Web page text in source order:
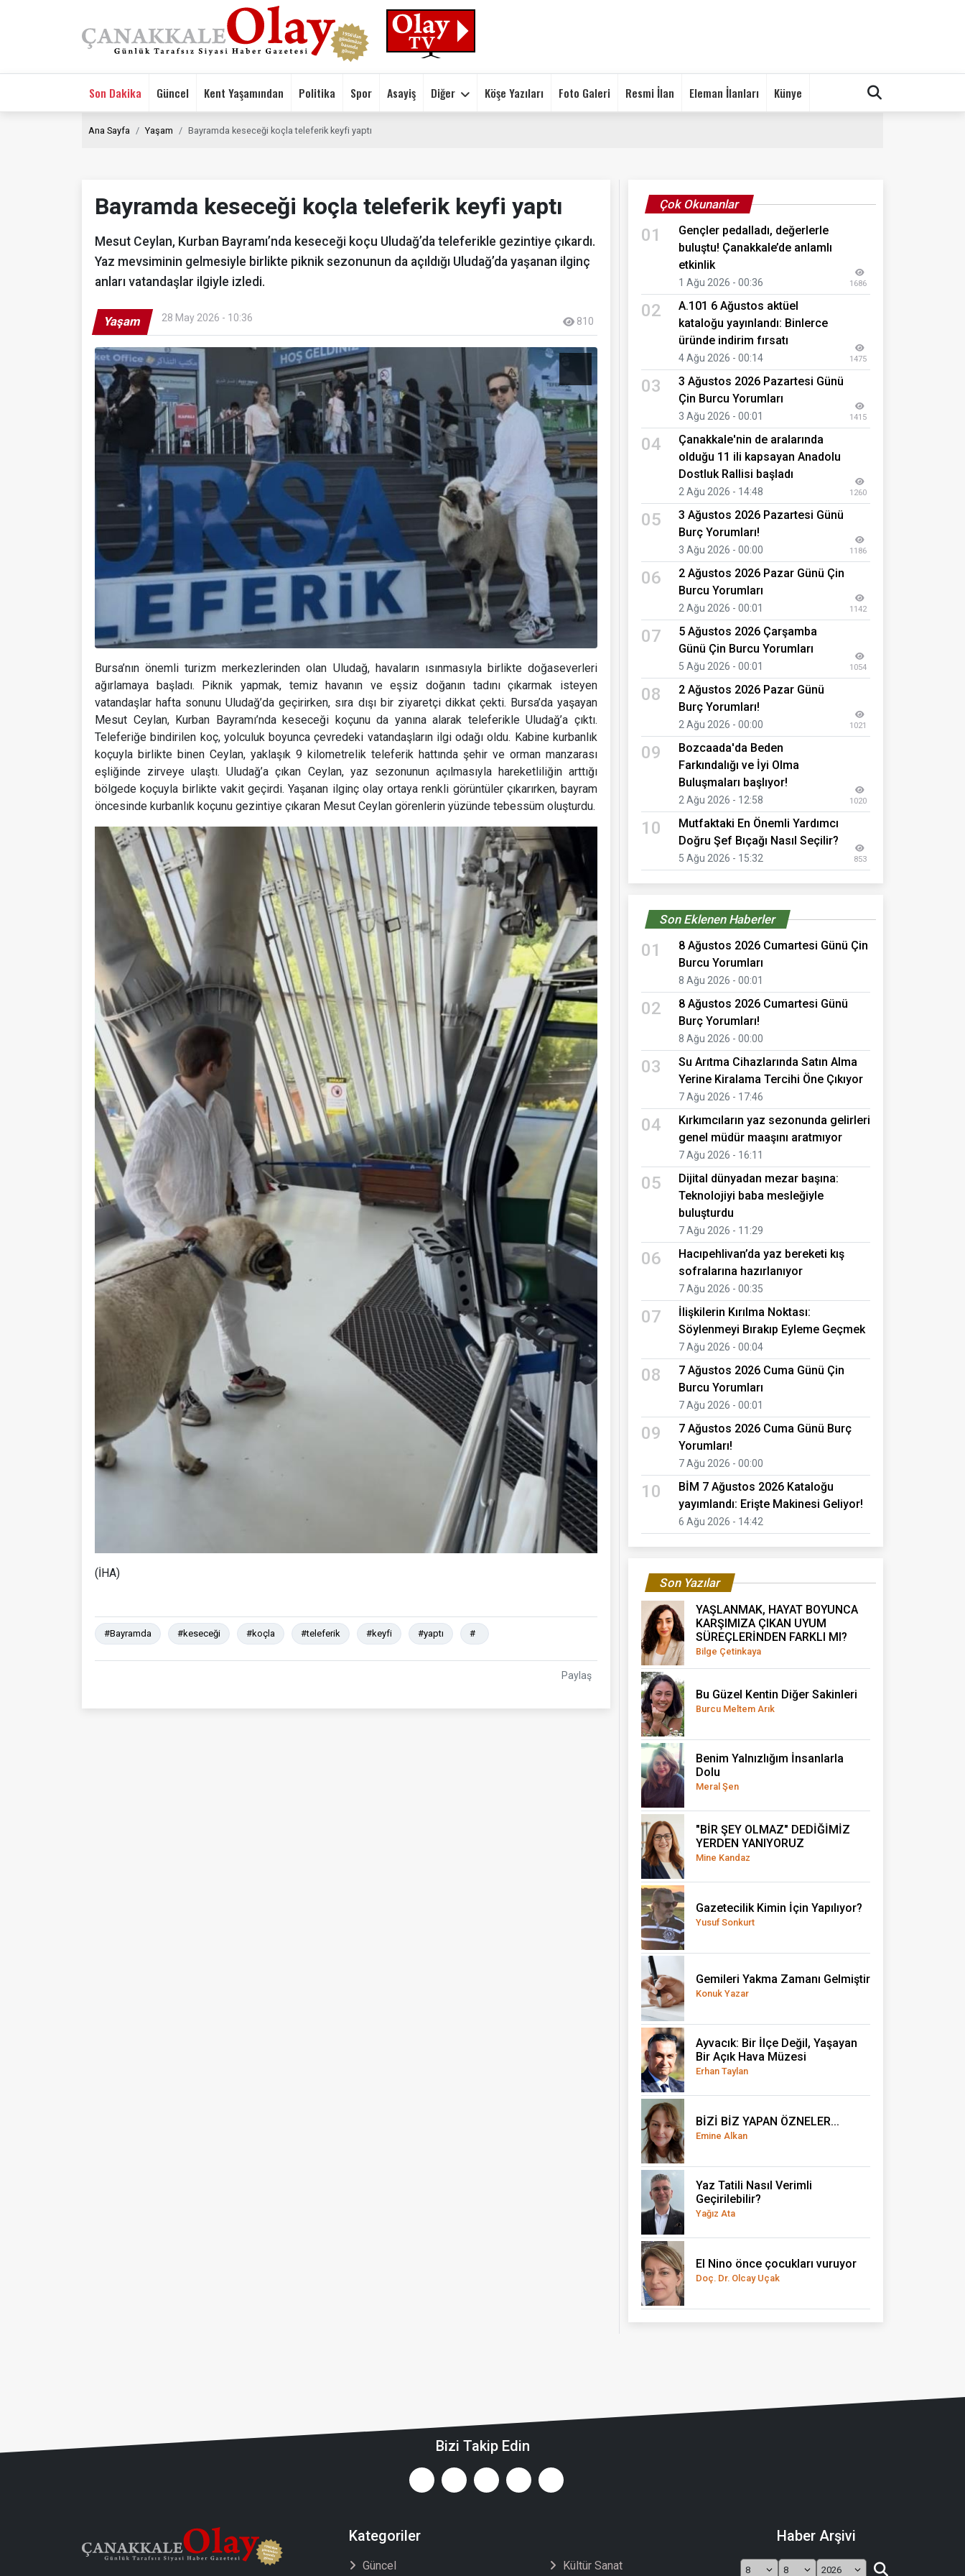
Son Dakika Güncel Kent Yaşamından Politika Spor Asayiş Diğer Köşe Yazıları Foto Galeri Resmi İlan Eleman İlanları Künye
Ana Sayfa Yaşam Bayramda keseceği koçla teleferik keyfi yaptı
Bayramda keseceği koçla teleferik keyfi yaptı
Mesut Ceylan, Kurban Bayramı’nda keseceği koçu Uludağ’da teleferikle gezintiye çıkardı.
Yaz mevsiminin gelmesiyle birlikte piknik sezonunun da açıldığı Uludağ’da yaşanan ilginç
anları vatandaşlar ilgiyle izledi.
Yaşam 28 May 2026 - 10:36 810
Bursa’nın önemli turizm merkezlerinden olan Uludağ, havaların ısınmasıyla birlikte doğaseverleri
ağırlamaya başladı. Piknik yapmak, temiz havanın ve eşsiz doğanın tadını çıkarmak isteyen
vatandaşlar hafta sonunu Uludağ’da geçirirken, sıra dışı bir ziyaretçi dikkat çekti. Bursa’da yaşayan
Mesut Ceylan, Kurban Bayramı’nda keseceği koçunu da yanına alarak teleferikle Uludağ’a çıktı.
Teleferiğe bindirilen koç, yolculuk boyunca çevredeki vatandaşların ilgi odağı oldu. Kabine kurbanlık
koçuyla birlikte binen Ceylan, yaklaşık 9 kilometrelik teleferik hattında şehir ve orman manzarası
eşliğinde zirveye ulaştı. Uludağ’a çıkan Ceylan, yaz sezonunun açılmasıyla hareketliliğin arttığı
bölgede koçuyla birlikte vakit geçirdi. Yaşanan ilginç olay ortaya renkli görüntüler çıkarırken, bayram
öncesinde kurbanlık koçunu gezintiye çıkaran Mesut Ceylan görenlerin yüzünde tebessüm oluşturdu.
(İHA)
#Bayramda #keseceği #koçla #teleferik #keyfi #yaptı #
Paylaş
Çok Okunanlar
01
Gençler pedalladı, değerlerle
buluştu! Çanakkale’de anlamlı
etkinlik
1 Ağu 2026 - 00:36 1686
02
A.101 6 Ağustos aktüel
kataloğu yayınlandı: Binlerce
üründe indirim fırsatı
4 Ağu 2026 - 00:14 1475
03
3 Ağustos 2026 Pazartesi Günü
Çin Burcu Yorumları
3 Ağu 2026 - 00:01 1415
04
Çanakkale'nin de aralarında
olduğu 11 ili kapsayan Anadolu
Dostluk Rallisi başladı
2 Ağu 2026 - 14:48 1260
05
3 Ağustos 2026 Pazartesi Günü
Burç Yorumları!
3 Ağu 2026 - 00:00 1186
06
2 Ağustos 2026 Pazar Günü Çin
Burcu Yorumları
2 Ağu 2026 - 00:01 1142
07
5 Ağustos 2026 Çarşamba
Günü Çin Burcu Yorumları
5 Ağu 2026 - 00:01 1054
08
2 Ağustos 2026 Pazar Günü
Burç Yorumları!
2 Ağu 2026 - 00:00 1021
09
Bozcaada'da Beden
Farkındalığı ve İyi Olma
Buluşmaları başlıyor!
2 Ağu 2026 - 12:58 1020
10
Mutfaktaki En Önemli Yardımcı
Doğru Şef Bıçağı Nasıl Seçilir?
5 Ağu 2026 - 15:32 853
Son Eklenen Haberler
01
8 Ağustos 2026 Cumartesi Günü Çin
Burcu Yorumları
8 Ağu 2026 - 00:01
02
8 Ağustos 2026 Cumartesi Günü
Burç Yorumları!
8 Ağu 2026 - 00:00
03
Su Arıtma Cihazlarında Satın Alma
Yerine Kiralama Tercihi Öne Çıkıyor
7 Ağu 2026 - 17:46
04
Kırkımcıların yaz sezonunda gelirleri
genel müdür maaşını aratmıyor
7 Ağu 2026 - 16:11
05
Dijital dünyadan mezar başına:
Teknolojiyi baba mesleğiyle
buluşturdu
7 Ağu 2026 - 11:29
06
Hacıpehlivan’da yaz bereketi kış
sofralarına hazırlanıyor
7 Ağu 2026 - 00:35
07
İlişkilerin Kırılma Noktası:
Söylenmeyi Bırakıp Eyleme Geçmek
7 Ağu 2026 - 00:04
08
7 Ağustos 2026 Cuma Günü Çin
Burcu Yorumları
7 Ağu 2026 - 00:01
09
7 Ağustos 2026 Cuma Günü Burç
Yorumları!
7 Ağu 2026 - 00:00
10
BİM 7 Ağustos 2026 Kataloğu
yayımlandı: Erişte Makinesi Geliyor!
6 Ağu 2026 - 14:42
Son Yazılar
YAŞLANMAK, HAYAT BOYUNCA
KARŞIMIZA ÇIKAN UYUM
SÜREÇLERİNDEN FARKLI MI?
Bilge Çetinkaya
Bu Güzel Kentin Diğer Sakinleri
Burcu Meltem Arık
Benim Yalnızlığım İnsanlarla
Dolu
Meral Şen
"BİR ŞEY OLMAZ" DEDİĞİMİZ
YERDEN YANIYORUZ
Mine Kandaz
Gazetecilik Kimin İçin Yapılıyor?
Yusuf Sonkurt
Gemileri Yakma Zamanı Gelmiştir
Konuk Yazar
Ayvacık: Bir İlçe Değil, Yaşayan
Bir Açık Hava Müzesi
Erhan Taylan
BİZİ BİZ YAPAN ÖZNELER...
Emine Alkan
Yaz Tatili Nasıl Verimli
Geçirilebilir?
Yağız Ata
El Nino önce çocukları vuruyor
Doç. Dr. Olcay Uçak
Bizi Takip Edin
Kategoriler
Güncel Kültür Sanat
Haber Arşivi